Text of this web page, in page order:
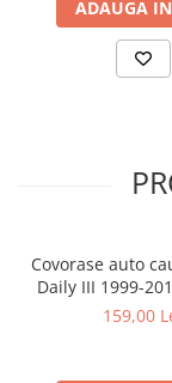
Covorase MINI
Covorase NISSAN
Covorase
Covorase SKODA
Covorase
ADAUGA
Covorase auto
Daily III 1999-
159,00